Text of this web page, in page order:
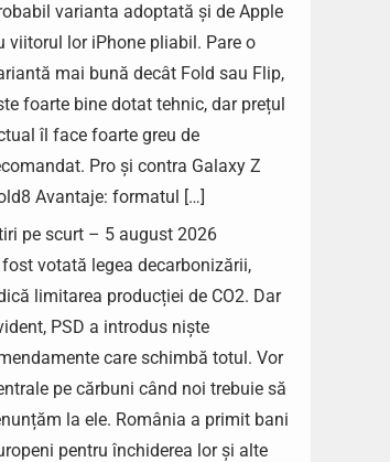
varianta adoptată și de Apple
viitorul lor iPhone pliabil. Pare o
mai bună decât Fold sau Flip,
foarte bine dotat tehnic, dar prețul
îl face foarte greu de
Pro și contra Galaxy Z
Avantaje: formatul […]
pe scurt – 5 august 2026
votată legea decarbonizării,
limitarea producției de CO2. Dar
PSD a introdus niște
care schimbă totul. Vor
pe cărbuni când noi trebuie să
la ele. România a primit bani
pentru închiderea lor și alte